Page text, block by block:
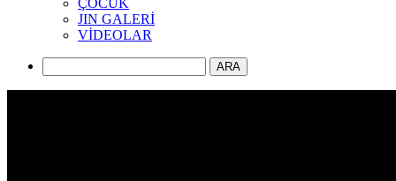
JIN GALERİ
VİDEOLAR
ARA